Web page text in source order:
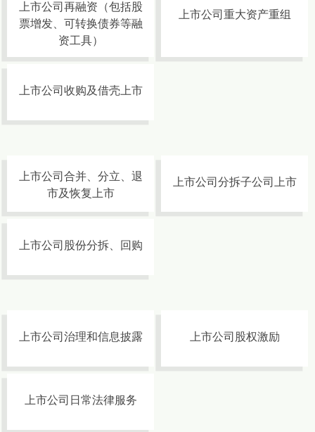
上市公司再融资（包括股
票增发、可转换债券等融
资工具）
上市公司重大资产重组
上市公司收购及借壳上市
上市公司合并、分立、退
市及恢复上市
上市公司分拆子公司上市
上市公司股份分拆、回购
上市公司治理和信息披露 上市公司股权激励
上市公司日常法律服务